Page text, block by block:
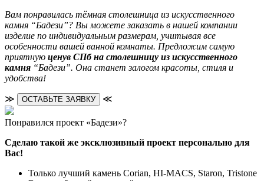
Вам понравилась тёмная столешница из искусственного
камня “Бадези”? Вы можете заказать в нашей компании
изделие по индивидуальным размерам, учитывая все
особенности вашей ванной комнаты. Предложим самую
приятную ценув СПб на столешницу из искусственного
камня “Бадези”. Она станет залогом красоты, стиля и
удобства!
≫ ОСТАВЬТЕ ЗАЯВКУ ≪
Понравился проект «Бадези»?
Сделаю такой же эксклюзивный проект персонально для
Вас!
Только лучший камень Corian, HI-MACS, Staron, Tristone